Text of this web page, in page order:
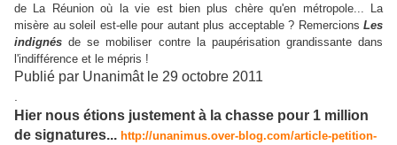
de La Réunion où la vie est bien plus chère qu'en métropole... La
misère au soleil est-elle pour autant plus acceptable ? Remercions Les
indignés de se mobiliser contre la paupérisation grandissante dans
l'indifférence et le mépris !
Publié par Unanimât le 29 octobre 2011
Hier nous étions justement à la chasse pour 1 million
de signatures... http://unanimus.over-blog.com/article-petition-